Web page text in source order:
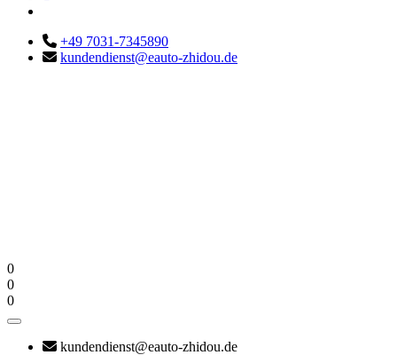
+49 7031-7345890
kundendienst@eauto-zhidou.de
0
0
0
kundendienst@eauto-zhidou.de